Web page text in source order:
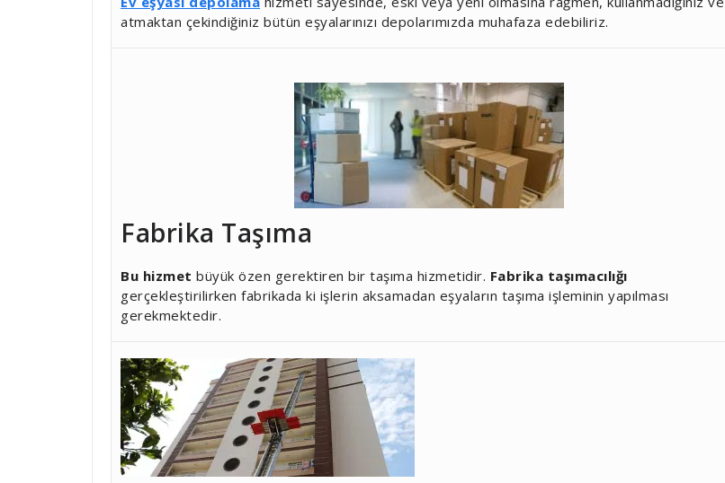
atmaktan çekindiğiniz bütün eşyalarınızı depolarımızda muhafaza edebiliriz.
Fabrika Taşıma
Bu hizmet büyük özen gerektiren bir taşıma hizmetidir. Fabrika taşımacılığı
gerçekleştirilirken fabrikada ki işlerin aksamadan eşyaların taşıma işleminin yapılması
gerekmektedir.